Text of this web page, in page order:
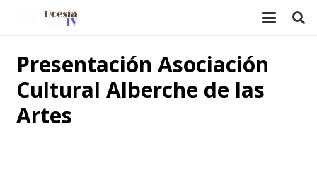
Presentación Asociación
Cultural Alberche de las
Artes